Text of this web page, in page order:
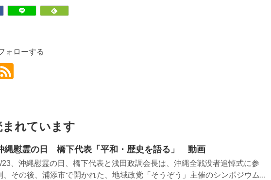
ォローする
れています
縄慰霊の日 橋下代表「平和・歴史を語る」 動画
23、沖縄慰霊の日、橋下代表と浅田政調会長は、沖縄全戦没者追悼式に参
、その後、浦添市で開かれた、地域政党「そうぞう」主催のシンポジウム...